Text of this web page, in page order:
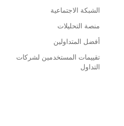
الشبكة الاجتماعية
منصة التحليلات
أفضل المتداولين
تقييمات المستخدمين لشركات
التداول